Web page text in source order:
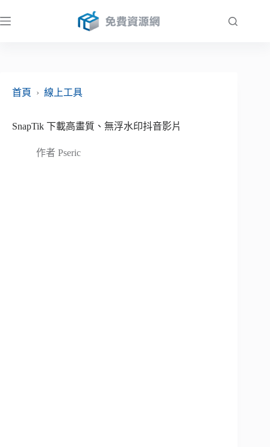
至
首頁
› 線上工具
SnapTik 下載高畫質、無浮水印抖音影片
作者 Pseric